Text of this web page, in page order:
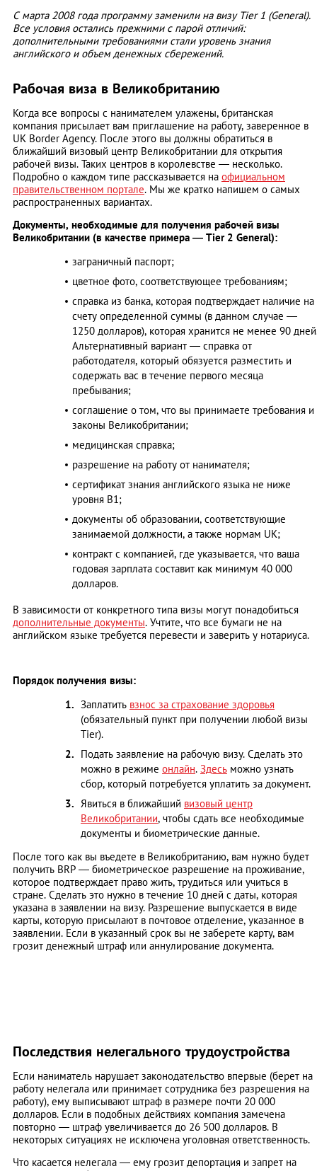
С марта 2008 года программу заменили на визу Tier 1 (General).
Все условия остались прежними с парой отличий:
дополнительными требованиями стали уровень знания
английского и объем денежных сбережений.
Рабочая виза в Великобританию
Когда все вопросы с нанимателем улажены, британская
компания присылает вам приглашение на работу, заверенное в
UK Border Agency. После этого вы должны обратиться в
ближайший визовый центр Великобритании для открытия
рабочей визы. Таких центров в королевстве — несколько.
Подробно о каждом типе рассказывается на официальном
правительственном портале. Мы же кратко напишем о самых
распространенных вариантах.
Документы, необходимые для получения рабочей визы
Великобритании (в качестве примера — Tier 2 General):
заграничный паспорт;
цветное фото, соответствующее требованиям;
справка из банка, которая подтверждает наличие на
счету определенной суммы (в данном случае —
1250 долларов), которая хранится не менее 90
Альтернативный вариант — справка от
работодателя, который обязуется разместить и
содержать вас в течение первого месяца
пребывания;
соглашение о том, что вы принимаете требования и
законы Великобритании;
медицинская справка;
разрешение на работу от нанимателя;
сертификат знания английского языка не ниже
уровня В1;
документы об образовании, соответствующие
занимаемой должности, а также нормам UK;
контракт с компанией, где указывается, что ваша
годовая зарплата составит как минимум 40 000
долларов.
В зависимости от конкретного типа визы могут понадобиться
дополнительные документы. Учтите, что все бумаги не на
английском языке требуется перевести и заверить у нотариуса.
Порядок получения визы:
Заплатить взнос за страхование здоровья
(обязательный пункт при получении любой визы
Tier).
Подать заявление на рабочую визу. Сделать это
можно в режиме онлайн. Здесь можно узнать
сбор, который потребуется уплатить за документ.
Явиться в ближайший визовый центр
Великобритании, чтобы сдать все необходимые
документы и биометрические данные.
После того как вы въедете в Великобританию, вам нужно будет
получить BRP — биометрическое разрешение на проживание,
которое подтверждает право жить, трудиться или учиться в
стране. Сделать это нужно в течение 10 дней с даты, которая
указана в заявлении на визу. Разрешение выпускается в виде
карты, которую присылают в почтовое отделение, указанное в
заявлении. Если в указанный срок вы не заберете карту, вам
грозит денежный штраф или аннулирование документа.
Последствия нелегального трудоустройства
Если наниматель нарушает законодательство впервые (берет на
работу нелегала или принимает сотрудника без разрешения на
работу), ему выписывают штраф в размере почти 20 000
долларов. Если в подобных действиях компания замечена
повторно — штраф увеличивается до 26 500 долларов. В
некоторых ситуациях не исключена уголовная ответственность.
Что касается нелегала — ему грозит депортация и запрет на